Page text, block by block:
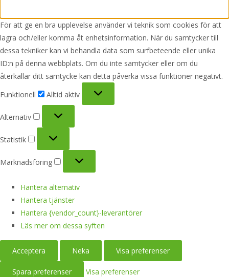
För att ge en bra upplevelse använder vi teknik som cookies för att
lagra och/eller komma åt enhetsinformation. När du samtycker till
dessa tekniker kan vi behandla data som surfbeteende eller unika
ID:n på denna webbplats. Om du inte samtycker eller om du
återkallar ditt samtycke kan detta påverka vissa funktioner negativt.
Funktionell
Alltid aktiv
Alternativ
Statistik
Marknadsföring
Hantera alternativ
Hantera tjänster
Hantera {vendor_count}-leverantörer
Läs mer om dessa syften
Acceptera Neka Visa preferenser
Spara preferenser Visa preferenser